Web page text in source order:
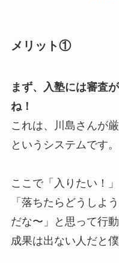
メリット①
まず、入塾には審査
ね！
これは、川島さんが
というシステムです。
ここで「入りたい！
「落ちたらどうしよ
だな〜」と思って行
成果は出ない人だと僕